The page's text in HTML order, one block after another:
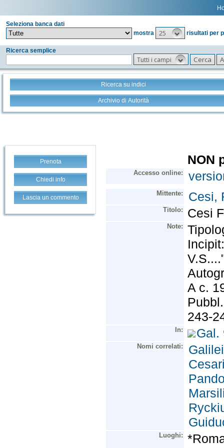
Seleziona banca dati
mostra
25 risultati per
Ricerca semplice
Tutti i campi
Ricerca su indici
Archivio di Autorità
Prenota
Chiedi info
Lascia un commento